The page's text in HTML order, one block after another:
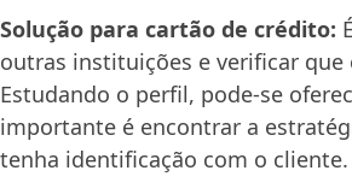
Solução para cartão de crédito:
outras instituições e verificar
Estudando o perfil, pode-se
importante é encontrar a
tenha identificação com o cliente.